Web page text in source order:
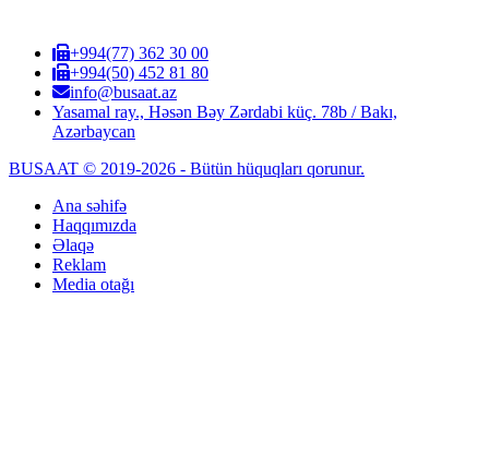
+994(77) 362 30 00
+994(50) 452 81 80
info@busaat.az
Yasamal ray., Həsən Bəy Zərdabi küç. 78b / Bakı,
Azərbaycan
BUSAAT © 2019-2026 - Bütün hüquqları qorunur.
Ana səhifə
Haqqımızda
Əlaqə
Reklam
Media otağı